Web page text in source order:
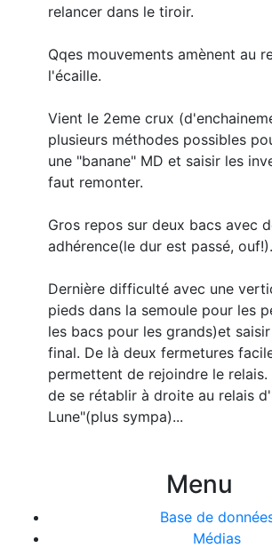
relancer dans le tiroir.
Qqes mouvements amènent au
l'écaille.
Vient le 2eme crux
plusieurs méthodes possibles
une "banane" MD et saisir les
faut remonter.
Gros repos sur deux bacs avec
adhérence(le dur est passé, ouf!).
Dernière difficulté avec une
pieds dans la semoule pour les
les bacs pour les grands)et
final. De là deux fermetures
permettent de rejoindre le
de se rétablir à droite au relais
Lune"(plus sympa)...
Menu
Base de
Médias